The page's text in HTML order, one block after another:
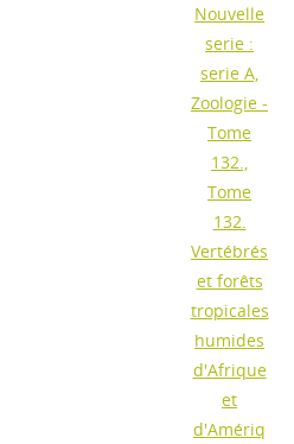
Nouvelle
serie :
serie A,
Zoologie -
Tome
132.,
Tome
132.
Vertébrés
et forêts
tropicales
humides
d'Afrique
et
d'Amériq